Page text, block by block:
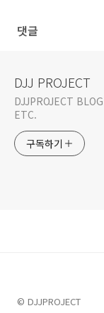
댓글
DJJ PROJECT
DJJPROJECT
ETC.
구독하기
© DJJPROJECT